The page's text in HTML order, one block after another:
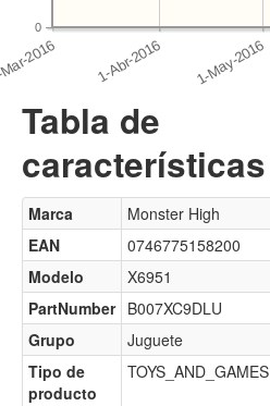
0
Tabla de
características
Marca
Monster High
EAN
0746775158200
Modelo
X6951
PartNumber B007XC9DLU
Grupo
Juguete
Tipo de
producto
TOYS_AND_GAMES